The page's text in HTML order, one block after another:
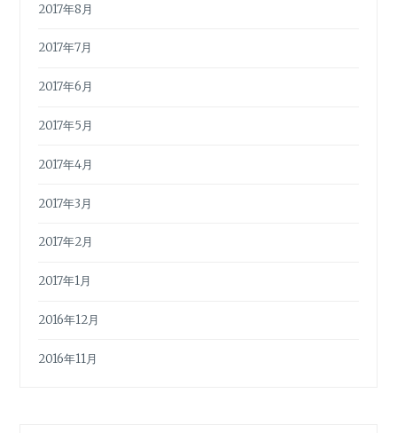
2017年8月
2017年7月
2017年6月
2017年5月
2017年4月
2017年3月
2017年2月
2017年1月
2016年12月
2016年11月